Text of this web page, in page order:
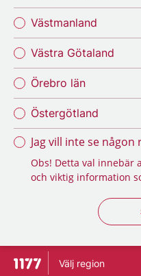
Västmanland
Västra Götaland
Örebro län
Östergötland
Jag vill inte se
Obs! Detta val innebär
och viktig information
Till startsidan för 1177
Välj region